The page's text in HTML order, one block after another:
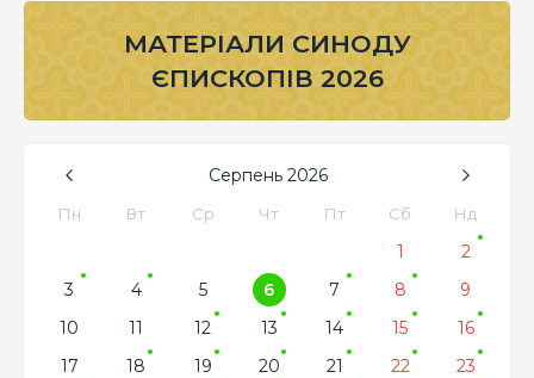
МАТЕРІАЛИ СИНОДУ
ЄПИСКОПІВ 2026
Серпень 2026
Пн Вт Ср Чт Пт Сб Нд
1
2
3
4 5 6 7 8
9
10
11 12 13 14 15
16
17
18 19 20 21 22
23